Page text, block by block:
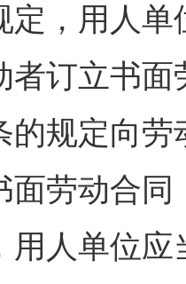
用人单
者订立书
的规定向
面劳动合
用人单位